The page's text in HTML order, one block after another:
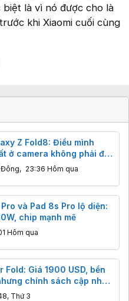
là vì nó được cho là
khi Xiaomi cuối cùng
Z Fold8: Điều mình
ở camera không phải độ
, 23:36 Hôm qua
và Pad 8s Pro lộ diện:
chip mạnh mẽ
Hôm qua
Fold: Giá 1900 USD, bền
chính sách cập nhật
Thứ 3